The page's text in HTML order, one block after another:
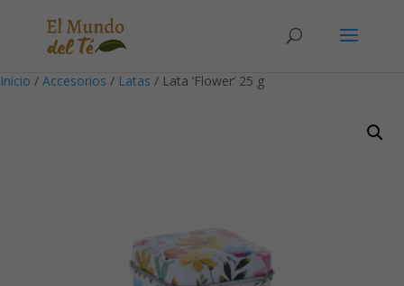
Inicio / Accesorios / Latas / Lata ‘Flower’ 25 g